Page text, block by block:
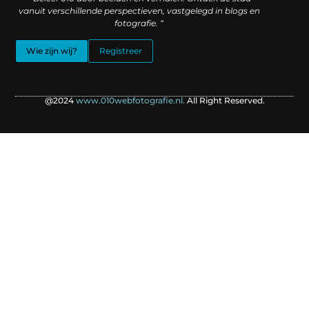
vanuit verschillende perspectieven, vastgelegd in blogs en
fotografie. “
Wie zijn wij? Registreer
@2024 www.010webfotografie.nl. All Right Reserved.